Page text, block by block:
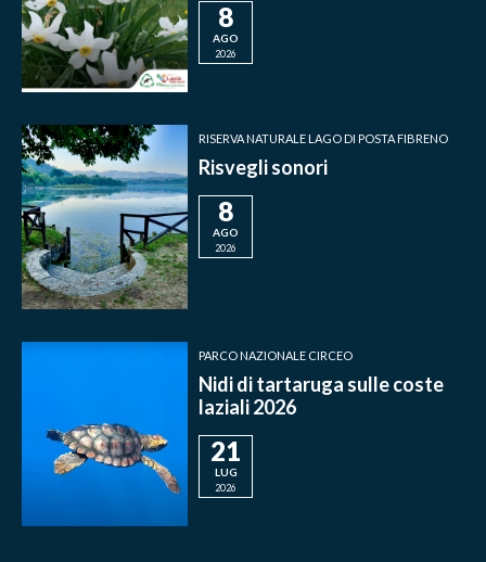
8
AGO
2026
RISERVA NATURALE LAGO DI POSTA FIBRENO
Risvegli sonori
8
AGO
2026
PARCO NAZIONALE CIRCEO
Nidi di tartaruga sulle coste
laziali 2026
21
LUG
2026